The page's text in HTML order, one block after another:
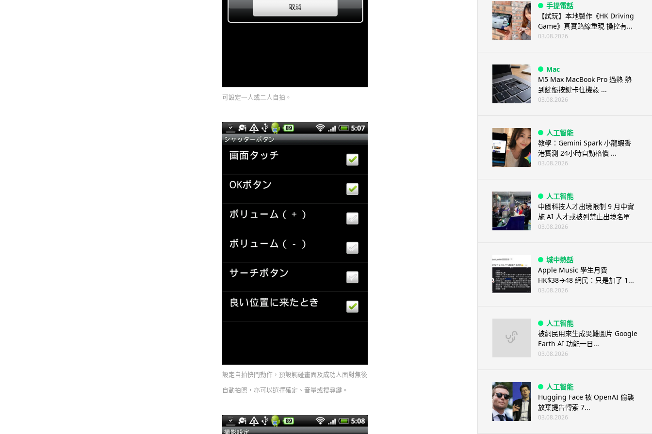
可設定一人或二人自拍。
設定自拍快門動作，預設觸碰畫面及成功人面對焦後
自動拍照，亦可以選擇確定、音量或搜尋鍵。
手提電話
【試玩】本地製作《HK Driving
Game》真實路線重現 操控有...
03.08.2026
Mac
M5 Max MacBook Pro 過熱 熱
到鍵盤按鍵卡住機殼 ...
03.08.2026
人工智能
教學：Gemini Spark 小龍蝦香
港實測 24小時自動格價 ...
03.08.2026
人工智能
中國科技人才出境限制 9 月中實
施 AI 人才或被列禁止出境名單
03.08.2026
城中熱話
Apple Music 學生月費
HK$38→48 網民：只是加了 1...
03.08.2026
人工智能
被網民用來生成災難圖片 Google
Earth AI 功能一日...
03.08.2026
人工智能
Hugging Face 被 OpenAI 偷襲
放棄提告轉索 7...
03.08.2026